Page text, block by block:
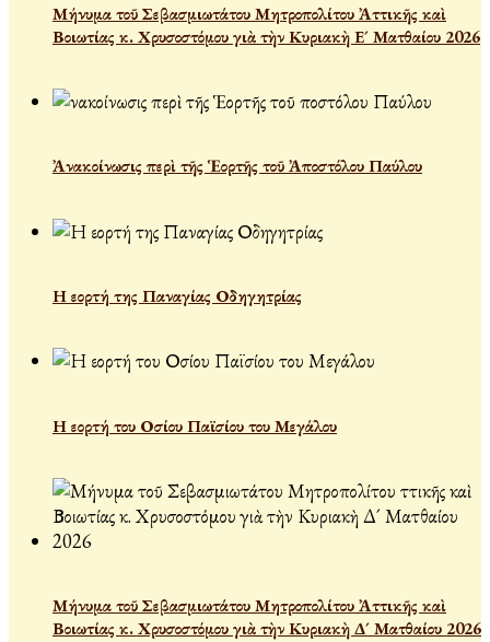
Μήνυμα τοῦ Σεβασμιωτάτου Μητροπολίτου Ἀττικῆς καὶ
Βοιωτίας κ. Χρυσοστόμου γιὰ τὴν Κυριακὴ Ε´ Ματθαίου 2026
Ἀνακοίνωσις περὶ τῆς Ἑορτῆς τοῦ Ἀποστόλου Παύλου
Η εορτή της Παναγίας Οδηγητρίας
Η εορτή του Οσίου Παϊσίου του Μεγάλου
Μήνυμα τοῦ Σεβασμιωτάτου Μητροπολίτου Ἀττικῆς καὶ
Βοιωτίας κ. Χρυσοστόμου γιὰ τὴν Κυριακὴ Δ´ Ματθαίου 2026